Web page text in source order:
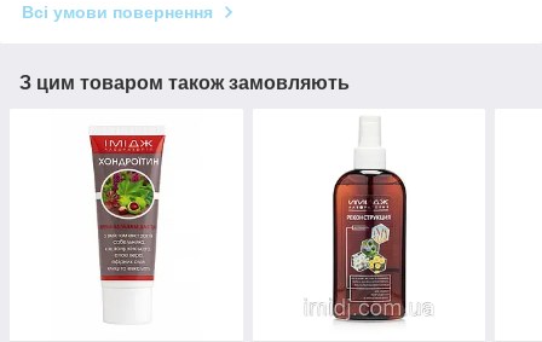
Всі умови повернення
З цим товаром також замовляють